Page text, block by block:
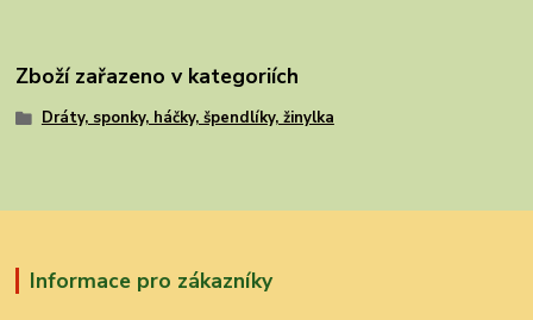
Zboží zařazeno v kategoriích
Dráty, sponky, háčky, špendlíky, žinylka
Informace pro zákazníky